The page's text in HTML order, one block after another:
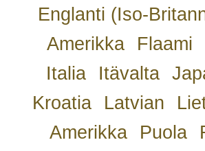
Englanti (Iso-
Amerikka
Flaami
Italia
Itävalta
Kroatia
Latvian
Amerikka
Puola